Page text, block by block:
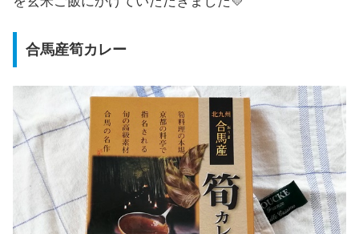
合馬産筍カレー